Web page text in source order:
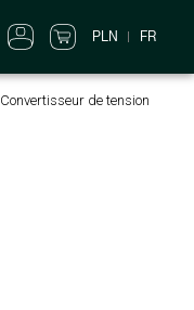
PLN FR
Convertisseur de tension